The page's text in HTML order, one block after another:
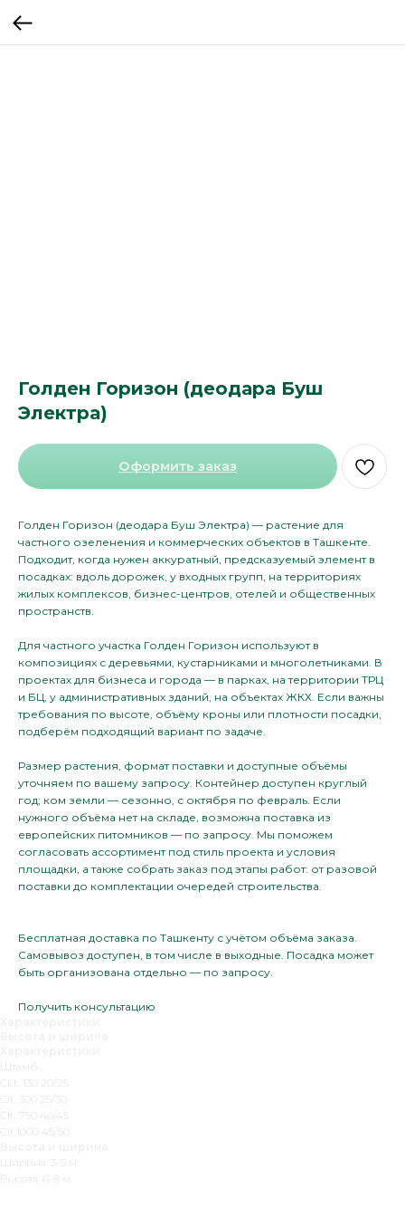
Голден Горизон (деодара Буш
Электра)
Оформить заказ
Голден Горизон (деодара Буш Электра) — растение для
частного озеленения и коммерческих объектов в Ташкенте.
Подходит, когда нужен аккуратный, предсказуемый элемент в
посадках: вдоль дорожек, у входных групп, на территориях
жилых комплексов, бизнес-центров, отелей и общественных
пространств.
Для частного участка Голден Горизон используют в
композициях с деревьями, кустарниками и многолетниками. В
проектах для бизнеса и города — в парках, на территории ТРЦ
и БЦ, у административных зданий, на объектах ЖКХ. Если важны
требования по высоте, объёму кроны или плотности посадки,
подберём подходящий вариант по задаче.
Размер растения, формат поставки и доступные объёмы
уточняем по вашему запросу. Контейнер доступен круглый
год; ком земли — сезонно, с октября по февраль. Если
нужного объёма нет на складе, возможна поставка из
европейских питомников — по запросу. Мы поможем
согласовать ассортимент под стиль проекта и условия
площадки, а также собрать заказ под этапы работ: от разовой
поставки до комплектации очередей строительства.
Бесплатная доставка по Ташкенту с учётом объёма заказа.
Самовывоз доступен, в том числе в выходные. Посадка может
быть организована отдельно — по запросу.
Получить консультацию
Штамб
CLt. 130 20/25
Clt. 300 25/30
Clt. 750 40/45
Clt.1000 45/50
Ширина: 3-5 м.
Высота: 6-8 м.